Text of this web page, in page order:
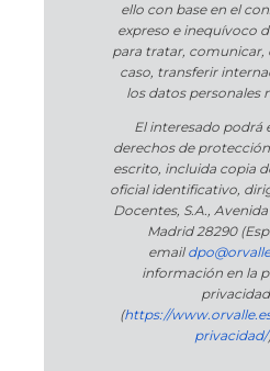
ello con base en el
expreso e inequívoco
para tratar, comunicar,
caso, transferir
los datos personales
El interesado podrá
derechos de
escrito, incluida copia
oficial identificativo,
Docentes, S.A.,
Madrid 28290
email
información en la
privacidad
(https://
privacidad/